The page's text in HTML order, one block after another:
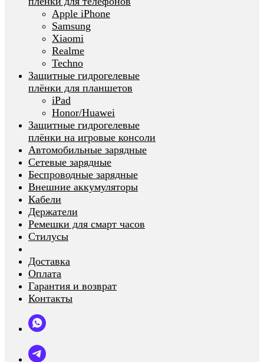
Apple iPhone
Samsung
Xiaomi
Realme
Techno
Защитные гидрогелевые
плёнки для планшетов
iPad
Honor/Huawei
Защитные гидрогелевые
плёнки на игровые консоли
Автомобильные зарядные
Сетевые зарядные
Беспроводные зарядные
Внешние аккумуляторы
Кабели
Держатели
Ремешки для смарт часов
Стилусы
Доставка
Оплата
Гарантия и возврат
Контакты